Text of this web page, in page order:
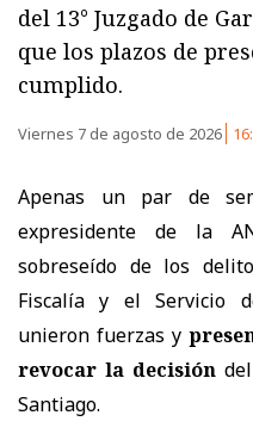
del 13° Juzgado de
que los plazos de
cumplido.
Viernes 7 de agosto de 2026
Apenas un par de
expresidente de la
sobreseído de los
Fiscalía y el Servicio
unieron fuerzas y
revocar la decisión
Santiago.